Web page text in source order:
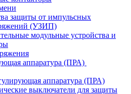
защиты от импульсных
(УЗИП)
модульные устройства и
аппаратура (ПРА)
аппаратура (ПРА)
выключатели для защиты